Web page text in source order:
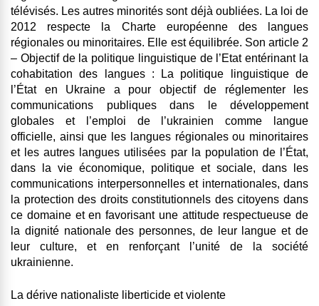
télévisés. Les autres minorités sont déjà oubliées. La loi de
2012 respecte la Charte européenne des langues
régionales ou minoritaires. Elle est équilibrée. Son article 2
– Objectif de la politique linguistique de l’Etat entérinant la
cohabitation des langues : La politique linguistique de
l’État en Ukraine a pour objectif de réglementer les
communications publiques dans le développement
globales et l’emploi de l’ukrainien comme langue
officielle, ainsi que les langues régionales ou minoritaires
et les autres langues utilisées par la population de l’État,
dans la vie économique, politique et sociale, dans les
communications interpersonnelles et internationales, dans
la protection des droits constitutionnels des citoyens dans
ce domaine et en favorisant une attitude respectueuse de
la dignité nationale des personnes, de leur langue et de
leur culture, et en renforçant l’unité de la société
ukrainienne.
La dérive nationaliste liberticide et violente